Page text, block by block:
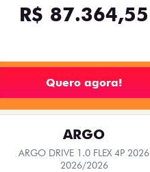
R$ 87.364,55
Quero agora!
ARGO
ARGO DRIVE 1.0 FLEX 4P 2026
2026/2026